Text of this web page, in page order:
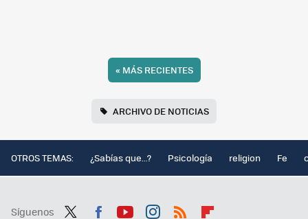
« MÁS RECIENTES
ARCHIVO DE NOTICIAS
OTROS TEMAS: ¿Sabías que...? Psicología religion Fe
Síguenos